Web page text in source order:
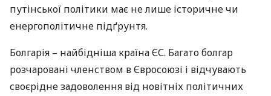
путінської політики має не лише історичне чи
енергополітичне підґрунтя.
Болгарія – найбідніша країна ЄС. Багато болгар
розчаровані членством в Євросоюзі і відчувають
своєрідне задоволення від новітніх політичних